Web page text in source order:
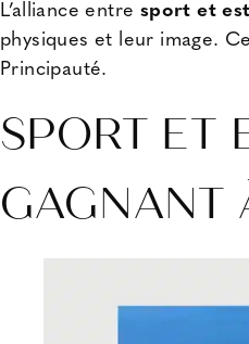
L’alliance entre sport et
physiques et leur image.
Principauté.
SPORT ET
GAGNANT